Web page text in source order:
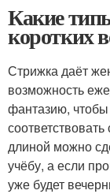
Какие
коротких
Стрижка даёт
возможность
фантазию, чтобы
длиной можно
учёбу, а если
уже будет